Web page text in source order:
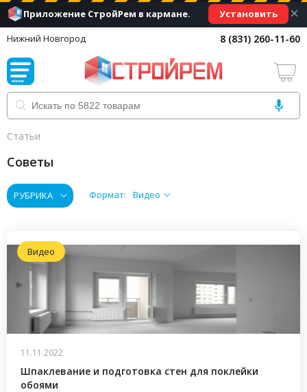
Приложение СтройРем в кармане. Установить ×
Нижний Новгород 8 (831) 260-11-60
Статьи
Советы
РУБРИКА Формат: Видео
Видео
11.11.2022
Шпаклевание и подготовка стен для поклейки
обоями